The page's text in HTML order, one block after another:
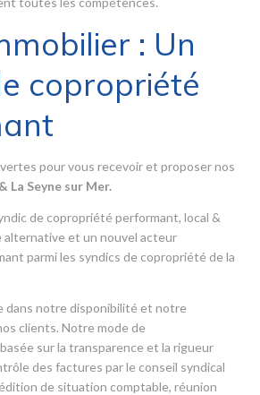
: Un
copropriété
pour vous recevoir et proposer nos
La Seyne sur Mer.
de copropriété performant, local &
et un nouvel acteur
parmi les syndics de copropriété de la
dans notre disponibilité et notre
clients. Notre mode de
sur la transparence et la rigueur
des factures par le conseil syndical
de situation comptable, réunion